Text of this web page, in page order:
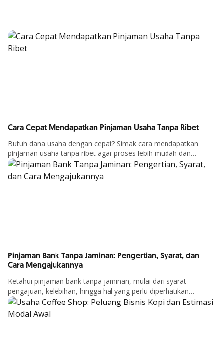
Cara Cepat Mendapatkan Pinjaman Usaha Tanpa Ribet
Butuh dana usaha dengan cepat? Simak cara mendapatkan
pinjaman usaha tanpa ribet agar proses lebih mudah dan
peluang disetujui lebih besar.
Detail Artikel
Pinjaman Bank Tanpa Jaminan: Pengertian, Syarat, dan
Cara Mengajukannya
Ketahui pinjaman bank tanpa jaminan, mulai dari syarat
pengajuan, kelebihan, hingga hal yang perlu diperhatikan
sebelum mengajukan agar sesuai dengan kebutuhan finansial.
Detail Artikel